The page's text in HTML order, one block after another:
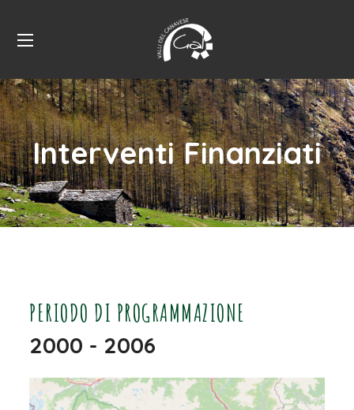
Interventi Finanziati
PERIODO DI PROGRAMMAZIONE
2000 - 2006